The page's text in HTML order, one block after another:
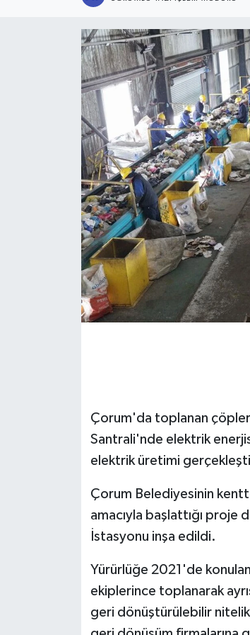
Çorum'da toplanan
Santrali'nde elektrik
elektrik üretimi
Çorum Belediyesinin
amacıyla başlattığı proje
İstasyonu inşa edildi.
Yürürlüğe 2021'de
ekiplerince toplanarak
geri dönüştürülebilir